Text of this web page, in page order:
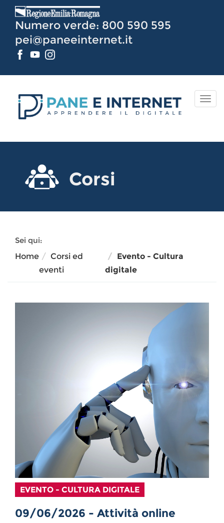
Contenuto
Numero verde: 800 590 595
pei@paneeinternet.it
Corsi
Sei qui:
Home
Corsi ed
eventi
Evento - Cultura
digitale
EVENTO - CULTURA DIGITALE
09/06/2026 - Attività online